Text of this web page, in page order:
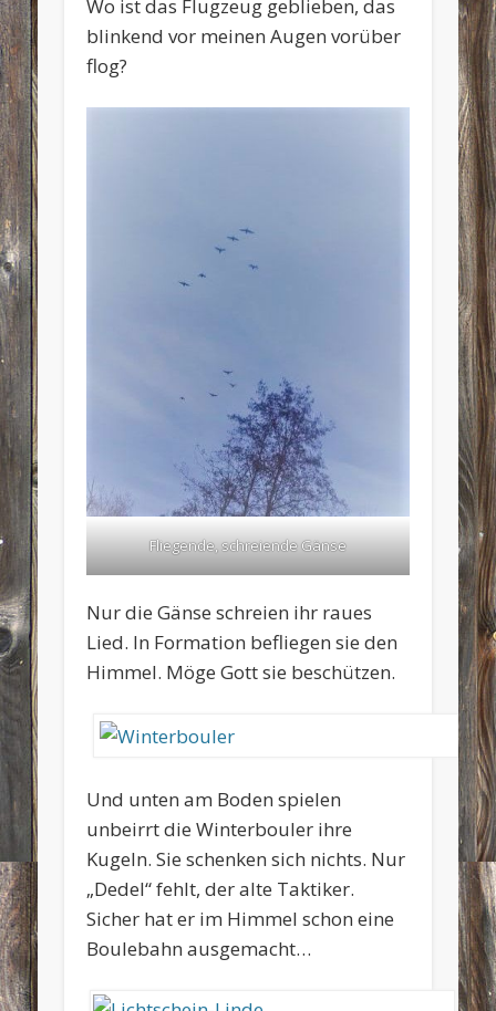
Wo ist das Flugzeug geblieben, das
blinkend vor meinen Augen vorüber
flog?
Fliegende, schreiende Gänse
Nur die Gänse schreien ihr raues
Lied. In Formation befliegen sie den
Himmel. Möge Gott sie beschützen.
Und unten am Boden spielen
unbeirrt die Winterbouler ihre
Kugeln. Sie schenken sich nichts. Nur
„Dedel“ fehlt, der alte Taktiker.
Sicher hat er im Himmel schon eine
Boulebahn ausgemacht…